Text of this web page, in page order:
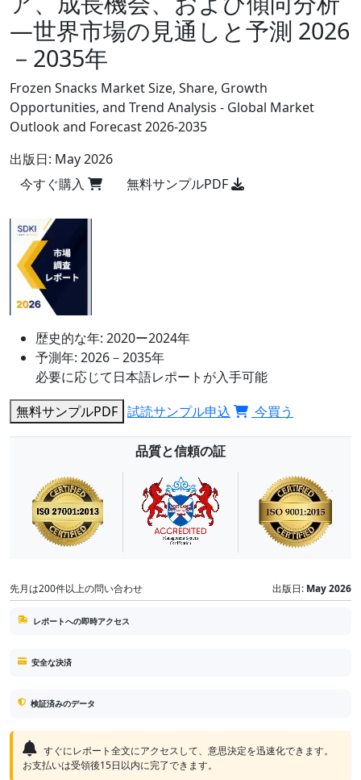
―世界市場の見通しと予測 2026
－2035年
Frozen Snacks Market Size, Share, Growth
Opportunities, and Trend Analysis - Global Market
Outlook and Forecast 2026-2035
出版日: May 2026
今すぐ購入
無料サンプルPDF
歴史的な年: 2020ー2024年
予測年: 2026－2035年
必要に応じて日本語レポートが入手可能
無料サンプルPDF 試読サンプル申込 今買う
品質と信頼の証
先月は200件以上の問い合わせ 出版日: May 2026
レポートへの即時アクセス
安全な決済
検証済みのデータ
すぐにレポート全文にアクセスして、意思決定を迅速化できます。
お支払いは受領後15日以内に完了できます。